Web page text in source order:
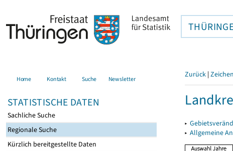
Home Kontakt Suche Newsletter
STATISTISCHE DATEN
Sachliche Suche
Regionale Suche
Kürzlich bereitgestellte Daten
Zurück |
▸
▸ Allgemeine